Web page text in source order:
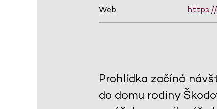
Web
Prohlídka začíná
do domu rodiny